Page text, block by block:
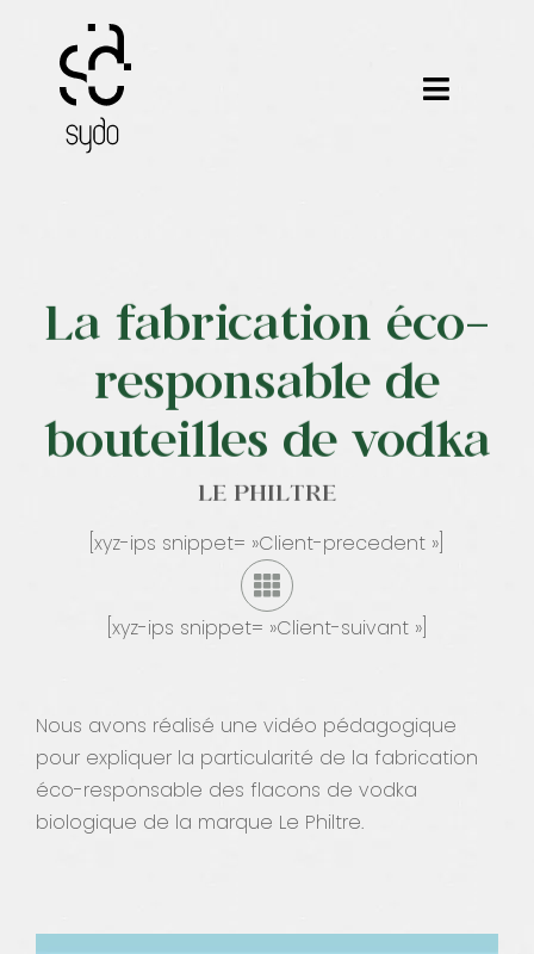
contenu
Toggle
Nos formations
Nos certifications
Nos réalisations
La fabrication éco-
responsable de
bouteilles de vodka
LE PHILTRE
[xyz-ips snippet= »Client-precedent »]
[xyz-ips snippet= »Client-suivant »]
Nous avons réalisé une vidéo pédagogique
pour expliquer la particularité de la fabrication
éco-responsable des flacons de vodka
biologique de la marque Le Philtre.